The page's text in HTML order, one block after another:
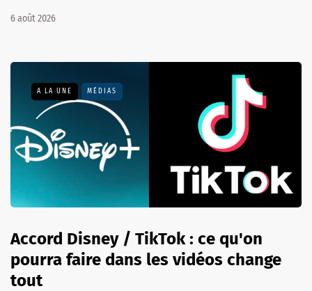
6 août 2026
A LA UNE MÉDIAS
Accord Disney / TikTok : ce qu'on
pourra faire dans les vidéos change
tout